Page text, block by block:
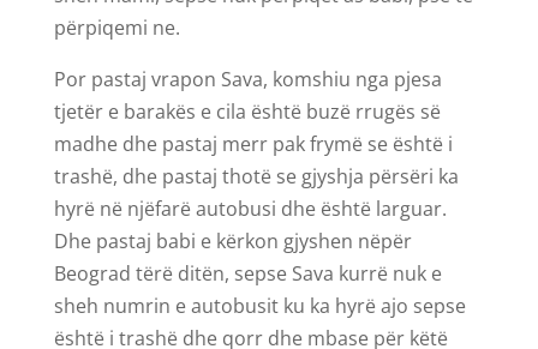
përpiqemi ne.
Por pastaj vrapon Sava, komshiu nga pjesa
tjetër e barakës e cila është buzë rrugës së
madhe dhe pastaj merr pak frymë se është i
trashë, dhe pastaj thotë se gjyshja përsëri ka
hyrë në njëfarë autobusi dhe është larguar.
Dhe pastaj babi e kërkon gjyshen nëpër
Beograd tërë ditën, sepse Sava kurrë nuk e
sheh numrin e autobusit ku ka hyrë ajo sepse
është i trashë dhe qorr dhe mbase për këtë